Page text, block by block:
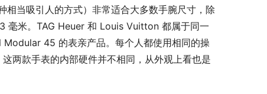
当吸引人的方式）非常适合大多数手腕尺寸，除
毫米。TAG Heuer 和 Louis Vuitton 都属于同一
45 的表亲产品。每个人都使用相同的操
两款手表的内部硬件并不相同，从外观上看也是